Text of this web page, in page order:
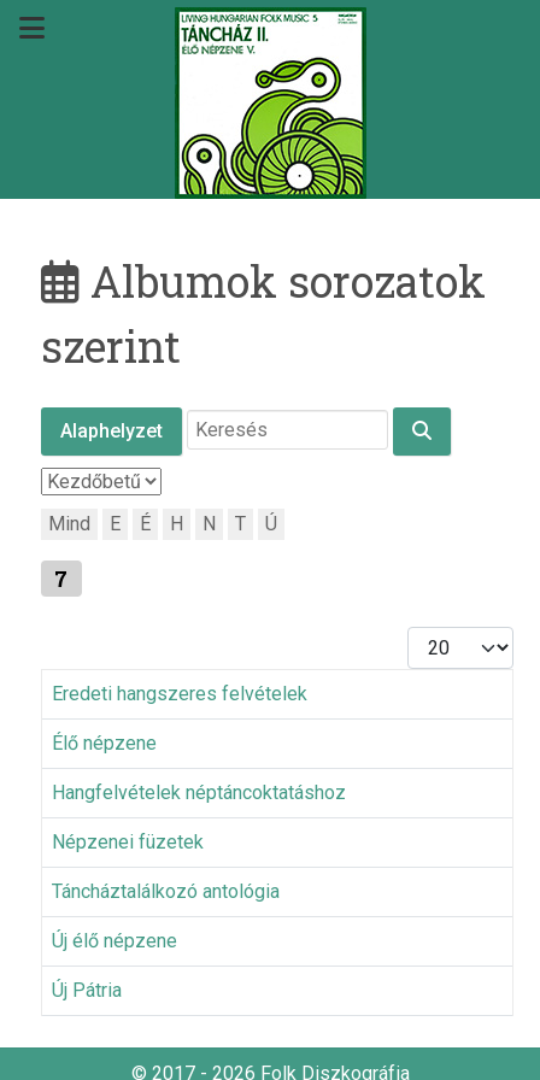
Albumok sorozatok
szerint
Alaphelyzet
Mind E É H N T Ú
7
Tételek #
Eredeti hangszeres felvételek
Élő népzene
Hangfelvételek néptáncoktatáshoz
Népzenei füzetek
Táncháztalálkozó antológia
Új élő népzene
Új Pátria
© 2017 - 2026 Folk Diszkográfia